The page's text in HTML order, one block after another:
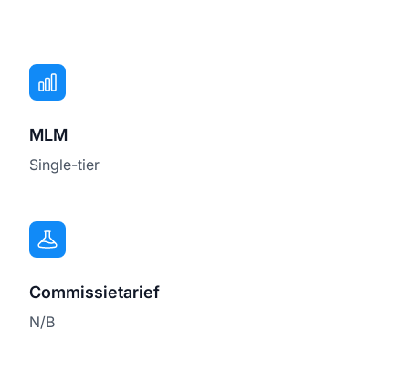
MLM
Single-tier
Commissietarief
N/B